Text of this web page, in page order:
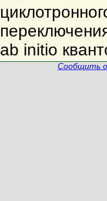
ab initio
Сообщить о